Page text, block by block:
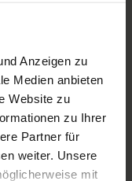
Anzeigen zu
Medien anbieten
Website zu
zu Ihrer
Partner für
weiter. Unsere
mit
der
Müller